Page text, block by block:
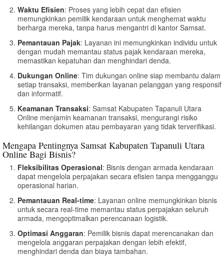
Waktu Efisien: Proses yang lebih cepat dan efisien
memungkinkan pemilik kendaraan untuk menghemat waktu
berharga mereka, tanpa harus mengantri di kantor Samsat.
Pemantauan Pajak: Layanan ini memungkinkan individu untuk
dengan mudah memantau status pajak kendaraan mereka,
memastikan kepatuhan dan menghindari denda.
Dukungan Online: Tim dukungan online siap membantu dalam
setiap transaksi, memberikan layanan pelanggan yang responsif
dan informatif.
Keamanan Transaksi: Samsat Kabupaten Tapanuli Utara
Online menjamin keamanan transaksi, mengurangi risiko
kehilangan dokumen atau pembayaran yang tidak terverifikasi.
Mengapa Pentingnya Samsat Kabupaten Tapanuli Utara
Online Bagi Bisnis?
Fleksibilitas Operasional: Bisnis dengan armada kendaraan
dapat mengelola perpajakan secara efisien tanpa mengganggu
operasional harian.
Pemantauan Real-time: Layanan online memungkinkan bisnis
untuk secara real-time memantau status perpajakan seluruh
armada, mengoptimalkan perencanaan logistik.
Optimasi Anggaran: Pemilik bisnis dapat merencanakan dan
mengelola anggaran perpajakan dengan lebih efektif,
menghindari denda dan biaya tambahan.